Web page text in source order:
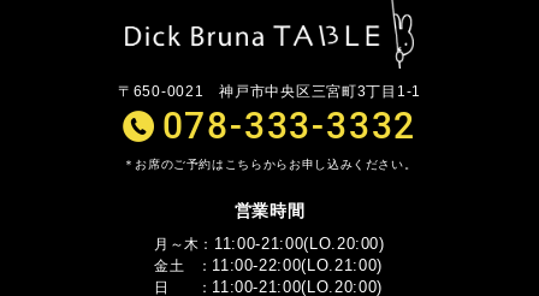
〒650-0021神戸市中央区三宮町3丁目1-1
078-333-3332
お席のご予約はこちらからお申し込みください。
営業時間
月～木 11:00-21:00(LO.20:00)
金土 11:00-22:00(LO.21:00)
日 11:00-21:00(LO.20:00)